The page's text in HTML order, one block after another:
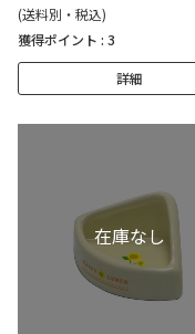
(送料別・税込)
獲得ポイント : 3
詳細